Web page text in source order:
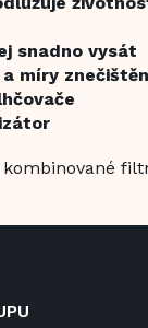
snadno vysát
a míry